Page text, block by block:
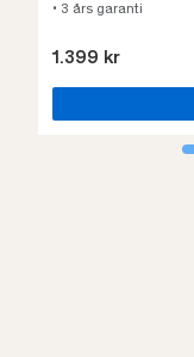
• 3 års garanti
1.399 kr